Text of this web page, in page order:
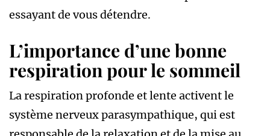
essayant de vous détendre.
L’importance d’une bonne
respiration pour le sommeil
La respiration profonde et lente activent le
système nerveux parasympathique, qui est